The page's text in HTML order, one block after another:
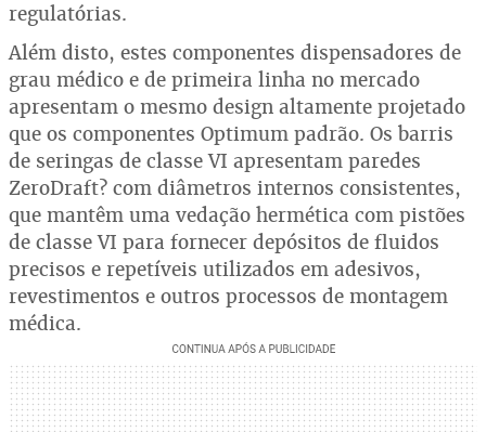
regulatórias.
Além disto, estes componentes dispensadores de
grau médico e de primeira linha no mercado
apresentam o mesmo design altamente projetado
que os componentes Optimum padrão. Os barris
de seringas de classe VI apresentam paredes
ZeroDraft? com diâmetros internos consistentes,
que mantêm uma vedação hermética com pistões
de classe VI para fornecer depósitos de fluidos
precisos e repetíveis utilizados em adesivos,
revestimentos e outros processos de montagem
médica.